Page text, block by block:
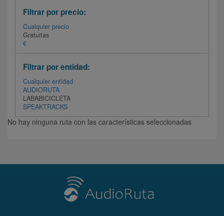
Filtrar por precio:
Cualquier precio
Gratuitas
€
Filtrar por entidad:
Cualquier entidad
AUDIORUTA
LABABICICLETA
SPEAKTRACKS
No hay ninguna ruta con las características seleccionadas